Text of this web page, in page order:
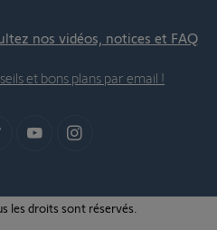
nos vidéos, notices et FAQ
et bons plans par email !
les droits sont réservés.